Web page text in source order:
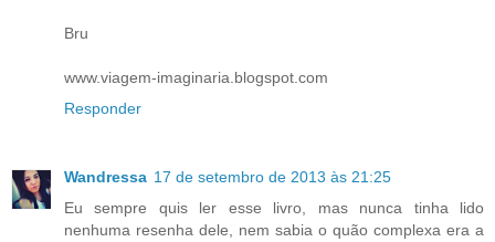
Bru
www.viagem-imaginaria.blogspot.com
Responder
Wandressa 17 de setembro de 2013 às 21:25
Eu sempre quis ler esse livro, mas nunca tinha lido
nenhuma resenha dele, nem sabia o quão complexa era a